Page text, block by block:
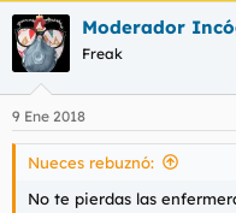
c
c
i
e
s
Moderador
Freak
9 Ene 2018
Nueces rebuznó:
No te pierdas las